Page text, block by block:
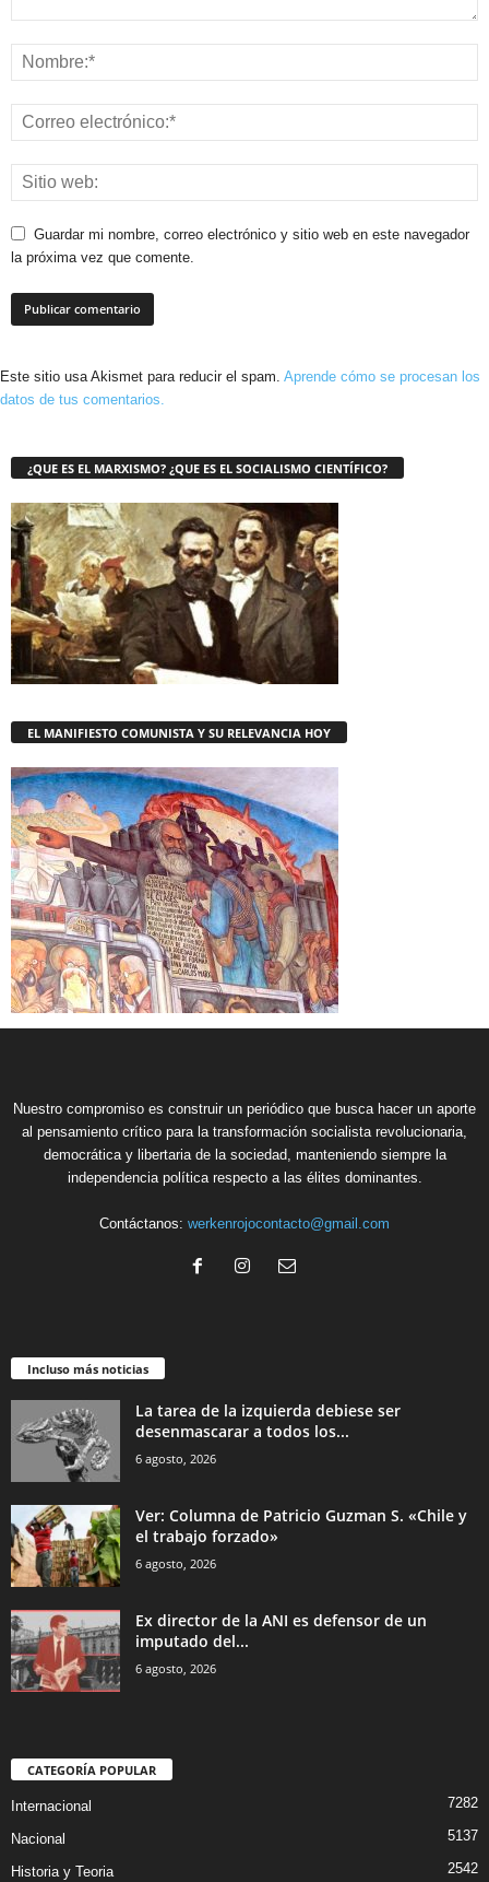
Guardar mi nombre, correo electrónico y sitio web en este navegador
la próxima vez que comente.
Este sitio usa Akismet para reducir el spam. Aprende cómo se procesan los
datos de tus comentarios.
¿QUE ES EL MARXISMO? ¿QUE ES EL SOCIALISMO CIENTÍFICO?
EL MANIFIESTO COMUNISTA Y SU RELEVANCIA HOY
Nuestro compromiso es construir un periódico que busca hacer un aporte
al pensamiento crítico para la transformación socialista revolucionaria,
democrática y libertaria de la sociedad, manteniendo siempre la
independencia política respecto a las élites dominantes.
Contáctanos: werkenrojocontacto@gmail.com
Incluso más noticias
La tarea de la izquierda debiese ser
desenmascarar a todos los...
6 agosto, 2026
Ver: Columna de Patricio Guzman S. «Chile y
el trabajo forzado»
6 agosto, 2026
Ex director de la ANI es defensor de un
imputado del...
6 agosto, 2026
CATEGORÍA POPULAR
Internacional 7282
Nacional 5137
Historia y Teoria 2542